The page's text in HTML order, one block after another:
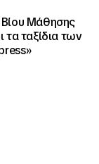
Βίου Μάθησης
ταξίδια των